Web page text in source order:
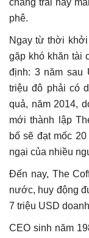
chàng trai này
phê.
Ngay từ thời
gặp khó khăn tài
định: 3 năm sau
triệu đô phải có
quả, năm 2014,
mới thành lập
bố sẽ đạt mốc
ngại của nhiều
Đến nay, The
nước, huy động
7 triệu USD
CEO sinh năm